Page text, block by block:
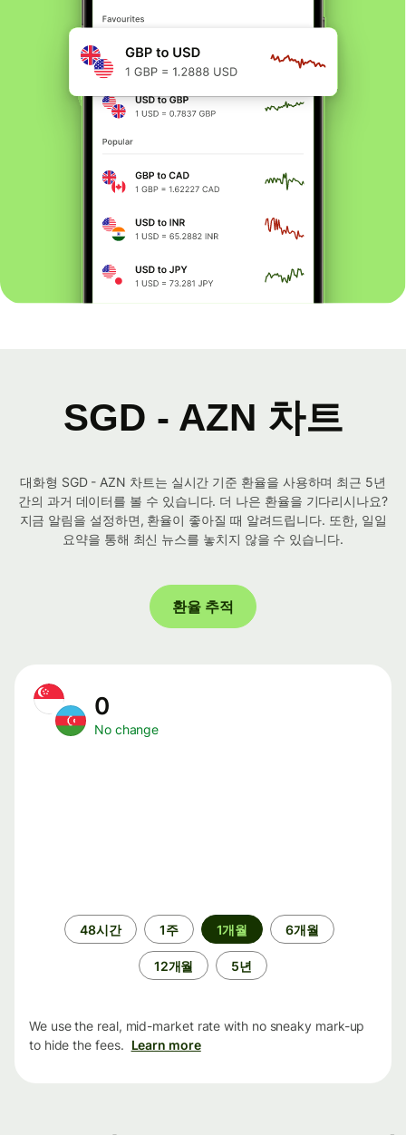
SGD - AZN 차트
대화형 SGD - AZN 차트는 실시간 기준 환율을 사용하며 최근 5년
간의 과거 데이터를 볼 수 있습니다. 더 나은 환율을 기다리시나요?
지금 알림을 설정하면, 환율이 좋아질 때 알려드립니다. 또한, 일일
요약을 통해 최신 뉴스를 놓치지 않을 수 있습니다.
환율 추적
0
No change
48시간 1주 1개월 6개월
12개월 5년
We use the real, mid-market rate with no sneaky mark-up
to hide the fees. Learn more